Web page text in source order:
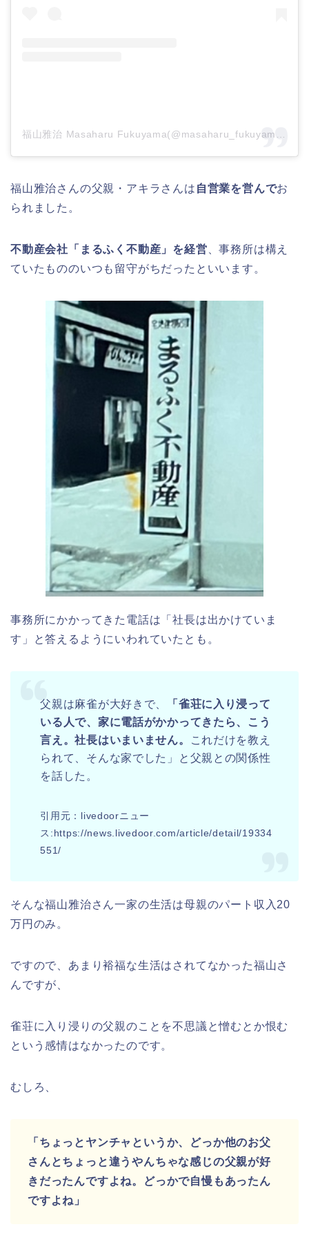
福山雅治さんの父親・アキラさんは 自営業を営んでお
られました。
不動産会社「まるふく不動産」を経営 、事務所は構え
ていたもののいつも留守がちだったといいます。
事務所にかかってきた電話は「社長は出かけていま
す」と答えるようにいわれていたとも。
父親は麻雀が大好きで、 「 雀荘に入り浸って
いる人で、家に電話がかかってきたら、こう
言え。社長はいまいません。
これだけを教え
られて、そんな家でした」と父親との関係性
を話した。
引用元：livedoorニュー
ス:https://news.livedoor.com/article/detail/19334
551/
そんな福山雅治さん一家の生活は母親のパート収入20
万円のみ。
ですので、あまり裕福な生活はされてなかった福山さ
んですが、
雀荘に入り浸りの父親のことを不思議と憎むとか恨む
という感情はなかったのです。
むしろ、
「ちょっとヤンチャというか、どっか他のお父
さんとちょっと違うやんちゃな感じの父親が好
きだったんですよね。どっかで自慢もあったん
ですよね」